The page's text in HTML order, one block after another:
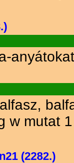
w mutat
(2282.)